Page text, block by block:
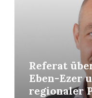
Referat
Eben-Ezer
regionaler